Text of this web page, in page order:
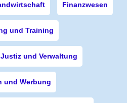
Finanzwesen
und Training
und Verwaltung
und Werbung